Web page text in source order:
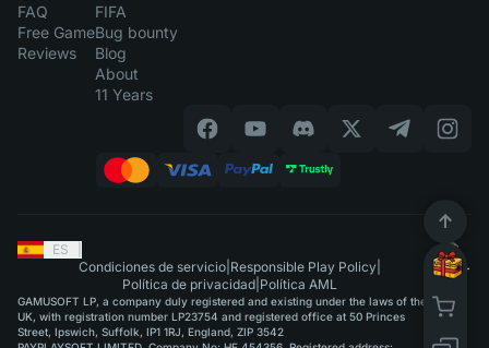
FAQ
Free Game
Reviews
FIFA
Bug bounty
Blog
About
11 Years
ES
Condiciones de servicio| Responsible Play Policy|
Política de privacidad| Política AML
GAMUSOFT LP, a company duly registered and existing under the laws of the
UK, with registration number LP23754 and registered office at 50 Princes
Street, Ipswich, Suffolk, IP1 1RJ, England, ZIP 3542